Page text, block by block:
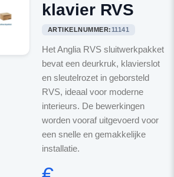
klavier RVS
ARTIKELNUMMER:11141
Het Anglia RVS sluitwerkpakket
bevat een deurkruk, klavierslot
en sleutelrozet in geborsteld
RVS, ideaal voor moderne
interieurs. De bewerkingen
worden vooraf uitgevoerd voor
een snelle en gemakkelijke
installatie.